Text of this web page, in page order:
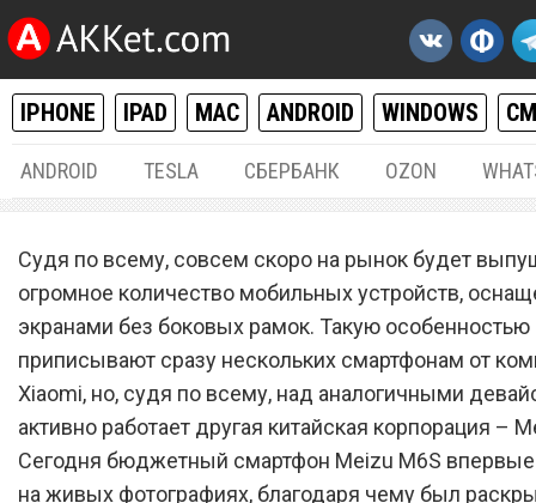
IPHONE IPAD MAC ANDROID WINDOWS
ANDROID TESLA СБЕРБАНК OZON
Безрамочный Meizu M6S с
уникальной особенностью
показали на живых
фотографиях
Судя по всему, совсем скоро на рынок будет
огромное количество мобильных устройств,
экранами без боковых рамок. Такую особенностью
приписывают сразу нескольких смартфонам от
Xiaomi, но, судя по всему, над аналогичными
активно работает другая китайская корпорация –
Сегодня бюджетный смартфон Meizu M6S впервые
на живых фотографиях, благодаря чему был